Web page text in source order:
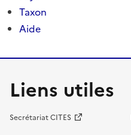
Taxon
Aide
Liens utiles
Secrétariat CITES